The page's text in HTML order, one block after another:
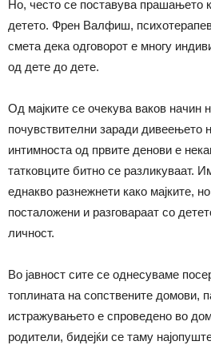
Но, често се поставува прашањето
детето. Френ Валфиш,
смета дека одговорот е многу
од дете до дете.
Од мајките се очекува ваков начин
почувствителни заради дивеењето
интимноста од првите денови е
татковците битно се разликуваат.
еднакво разнежнети како мајките,
посталожени и разговараат со
личност.
Во јавност сите се однесуваме
топлината на сопствените домови,
истражувањето е спроведено во
родители, бидејќи се таму